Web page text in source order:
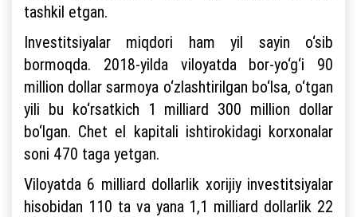
tashkil etgan.
Investitsiyalar miqdori ham yil sayin o‘sib
bormoqda. 2018-yilda viloyatda bor-yo‘g‘i 90
million dollar sarmoya o‘zlashtirilgan bo‘lsa, o‘tgan
yili bu ko‘rsatkich 1 milliard 300 million dollar
bo‘lgan. Chet el kapitali ishtirokidagi korxonalar
soni 470 taga yetgan.
Viloyatda 6 milliard dollarlik xorijiy investitsiyalar
hisobidan 110 ta va yana 1,1 milliard dollarlik 22